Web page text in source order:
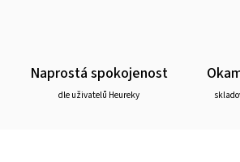
Naprostá spokojenost
dle uživatelů Heureky